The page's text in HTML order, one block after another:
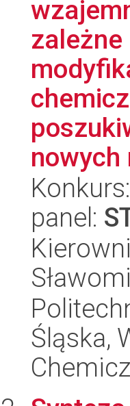
zależne
nowych
Konkurs:
panel:
Śląska,